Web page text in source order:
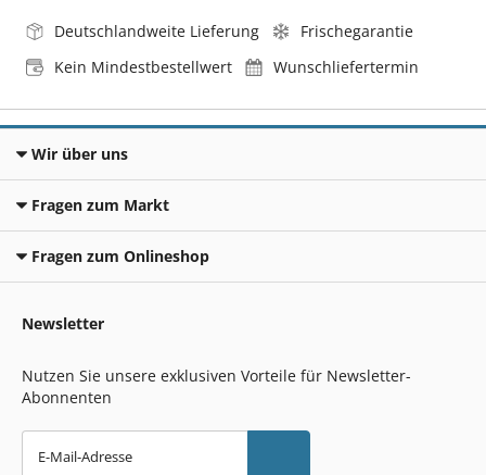
Deutschlandweite Lieferung
Frischegarantie
Kein Mindestbestellwert
Wunschliefertermin
Wir über uns
Fragen zum Markt
Fragen zum Onlineshop
Newsletter
Nutzen Sie unsere exklusiven Vorteile für Newsletter-
Abonnenten
E-Mail-Adresse